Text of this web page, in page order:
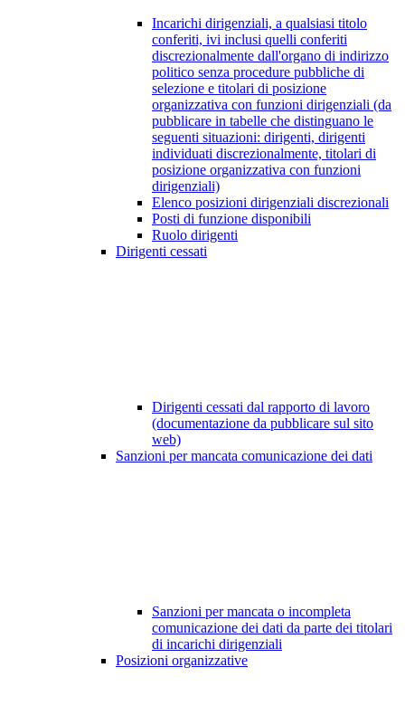
Incarichi dirigenziali, a qualsiasi titolo
conferiti, ivi inclusi quelli conferiti
discrezionalmente dall'organo di indirizzo
politico senza procedure pubbliche di
selezione e titolari di posizione
organizzativa con funzioni dirigenziali (da
pubblicare in tabelle che distinguano le
seguenti situazioni: dirigenti, dirigenti
individuati discrezionalmente, titolari di
posizione organizzativa con funzioni
dirigenziali)
Elenco posizioni dirigenziali discrezionali
Posti di funzione disponibili
Ruolo dirigenti
Dirigenti cessati
Dirigenti cessati dal rapporto di lavoro
(documentazione da pubblicare sul sito
web)
Sanzioni per mancata comunicazione dei dati
Sanzioni per mancata o incompleta
comunicazione dei dati da parte dei titolari
di incarichi dirigenziali
Posizioni organizzative